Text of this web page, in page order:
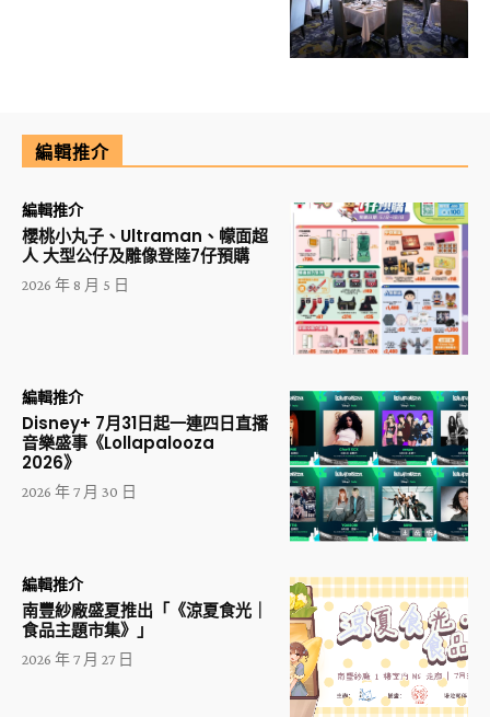
編輯推介
編輯推介
櫻桃小丸子、Ultraman、幪面超
人 大型公仔及雕像登陸7仔預購
2026 年 8 月 5 日
編輯推介
Disney+ 7月31日起一連四日直播
音樂盛事《Lollapalooza
2026》
2026 年 7 月 30 日
編輯推介
南豐紗廠盛夏推出「《涼夏食光｜
食品主題市集》」
2026 年 7 月 27 日